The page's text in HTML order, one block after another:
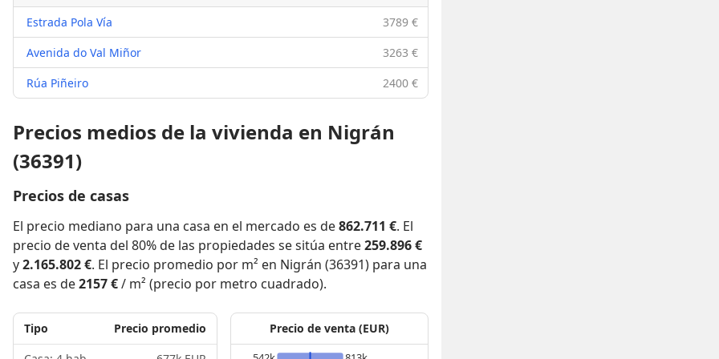
Estrada Pola Vía
3789 €
Avenida do Val Miñor
3263 €
Rúa Piñeiro
2400 €
Precios medios de la vivienda en Nigrán
(36391)
Precios de casas
El precio mediano para una casa en el mercado es de862.711 €. El
precio de venta del 80% de las propiedades se sitúa entre259.896 €
y2.165.802 €. El precio promedio por m² en Nigrán (36391) para una
casa es de2157 €/ m² (precio por metro cuadrado).
Tipo
Precio promedio
Precio de venta (EUR)